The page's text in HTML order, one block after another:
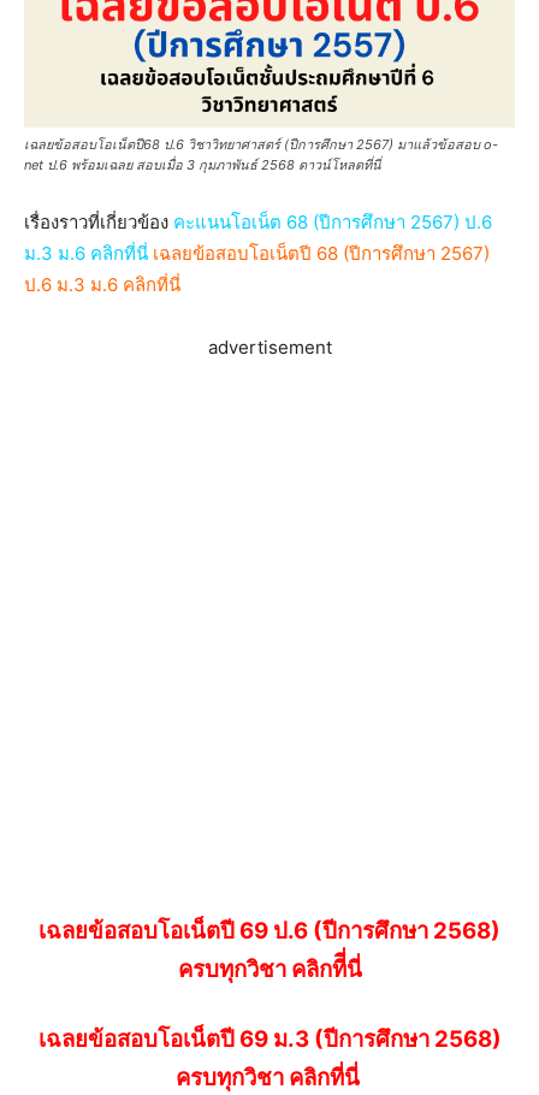
เฉลยข้อสอบโอเน็ตปี68 ป.6 วิชาวิทยาศาสตร์ (ปีการศึกษา 2567) มาแล้วข้อสอบ o-
net ป.6 พร้อมเฉลย สอบเมื่อ 3 กุมภาพันธ์ 2568 ดาวน์โหลดที่นี่
เรื่องราวที่เกี่ยวข้อง คะแนนโอเน็ต 68 (ปีการศึกษา 2567) ป.6
ม.3 ม.6 คลิกที่นี่ เฉลยข้อสอบโอเน็ตปี 68 (ปีการศึกษา 2567)
ป.6 ม.3 ม.6 คลิกที่นี่
advertisement
เฉลยข้อสอบโอเน็ตปี 69 ป.6 (ปีการศึกษา 2568)
ครบทุกวิชา คลิกทีี่นี่
เฉลยข้อสอบโอเน็ตปี 69 ม.3 (ปีการศึกษา 2568)
ครบทุกวิชา คลิกที่นี่